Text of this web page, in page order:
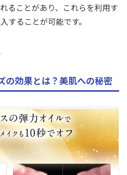
ることがあり、これらを利用す
することが可能です。
の効果とは？美肌への秘密